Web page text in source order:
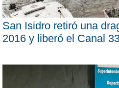
San Isidro retiró una
2016 y liberó el Canal